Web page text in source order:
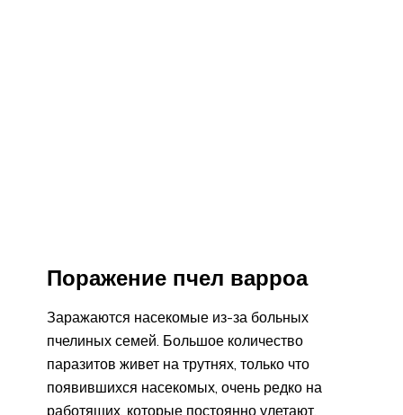
Поражение пчел варроа
Заражаются насекомые из-за больных
пчелиных семей. Большое количество
паразитов живет на трутнях, только что
появившихся насекомых, очень редко на
работящих, которые постоянно улетают.